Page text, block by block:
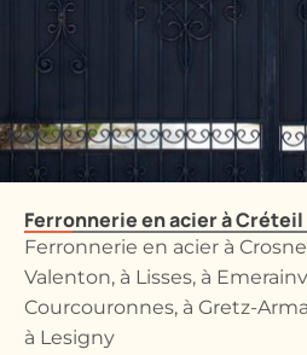
Ferronnerie en acier à Créteil
Ferronnerie en acier à
Valenton, à Lisses, à
Courcouronnes, à Gretz-
à Lesigny